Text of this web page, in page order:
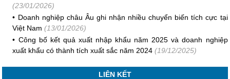
(23/01/2026)
• Doanh nghiệp châu Âu ghi nhận nhiều chuyển biến tích cực tại
Việt Nam (13/01/2026)
• Công bố kết quả xuất nhập khẩu năm 2025 và doanh nghiệp
xuất khẩu có thành tích xuất sắc năm 2024 (19/12/2025)
LIÊN KẾT